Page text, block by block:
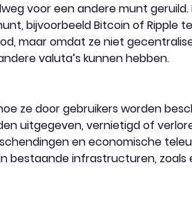
voor een andere munt geruild.
bijvoorbeeld Bitcoin of Ripple
maar omdat ze niet
valuta’s kunnen hebben.
ze door gebruikers worden
uitgegeven, vernietigd of
en economische
bestaande infrastructuren,